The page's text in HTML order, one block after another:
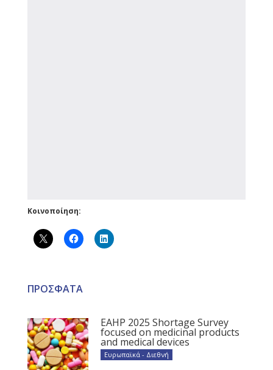
Κοινοποίηση:
ΠΡΟΣΦΑΤΑ
EAHP 2025 Shortage Survey
focused on medicinal products
and medical devices
Ευρωπαϊκά - Διεθνή